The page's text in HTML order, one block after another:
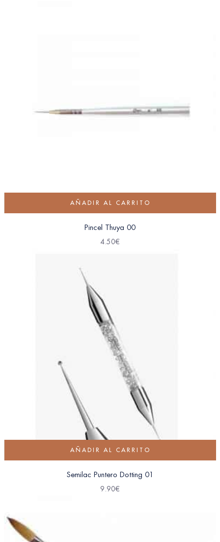
AÑADIR AL CARRITO
Pincel Thuya 00
4.50€
AÑADIR AL CARRITO
Semilac Puntero Dotting 01
9.90€